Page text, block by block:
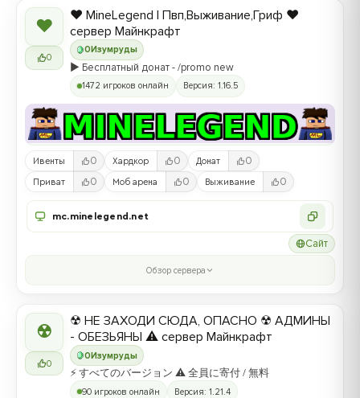
❤
0
0 Изумруды
❤️ MineLegend | Пвп,Выживание,Гриф ❤️
сервер Майнкрафт
▶️ Бесплатный донат - /promo new
1472 игроков онлайн Версия: 1.16.5
Ивенты 0 Хардкор 0 Донат 0
Приват 0 Моб арена 0 Выживание 0
mc.minelegend.net
Сайт
Обзор сервера
☢
0
0Изумруды
☢ НЕ ЗАХОДИ СЮДА, ОПАСНО ☢ АДМИНЫ
- ОБЕЗЬЯНЫ ⚠ сервер Майнкрафт
⚡ すべてのバージョン ⚠ 全員に寄付 / 無料
90 игроков онлайн Версия: 1.21.4